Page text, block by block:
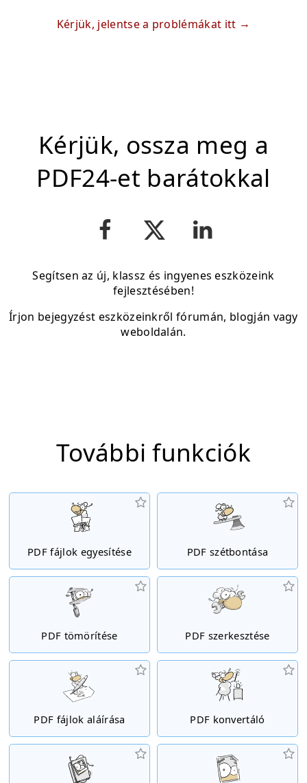
Kérjük, jelentse a problémákat itt
Kérjük, ossza meg a
PDF24-et barátokkal
Segítsen az új, klassz és ingyenes eszközeink
fejlesztésében!
Írjon bejegyzést eszközeinkről fórumán, blogján vagy
weboldalán.
További funkciók
PDF fájlok egyesítése PDF szétbontása
PDF tömörítése PDF szerkesztése
PDF fájlok aláírása PDF konvertáló